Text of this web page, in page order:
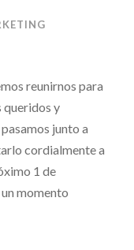
reunirnos para
queridos y
junto a
cordialmente a
1 de
momento